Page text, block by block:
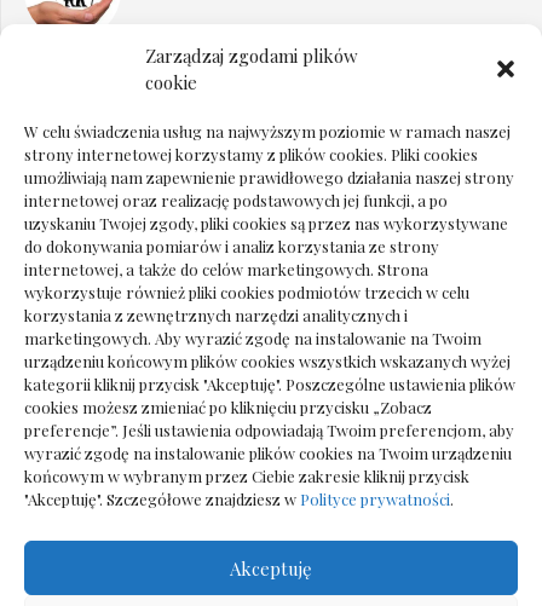
Zarządzaj zgodami plików
cookie
W celu świadczenia usług na najwyższym poziomie w ramach naszej
strony internetowej korzystamy z plików cookies. Pliki cookies
umożliwiają nam zapewnienie prawidłowego działania naszej strony
internetowej oraz realizację podstawowych jej funkcji, a po
uzyskaniu Twojej zgody, pliki cookies są przez nas wykorzystywane
do dokonywania pomiarów i analiz korzystania ze strony
internetowej, a także do celów marketingowych. Strona
wykorzystuje również pliki cookies podmiotów trzecich w celu
korzystania z zewnętrznych narzędzi analitycznych i
marketingowych. Aby wyrazić zgodę na instalowanie na Twoim
urządzeniu końcowym plików cookies wszystkich wskazanych wyżej
kategorii kliknij przycisk "Akceptuję". Poszczególne ustawienia plików
cookies możesz zmieniać po kliknięciu przycisku „Zobacz
preferencje”. Jeśli ustawienia odpowiadają Twoim preferencjom, aby
wyrazić zgodę na instalowanie plików cookies na Twoim urządzeniu
końcowym w wybranym przez Ciebie zakresie kliknij przycisk
"Akceptuję". Szczegółowe znajdziesz w Polityce prywatności.
Akceptuję
Dokumenty do odbioru przy zmianie biura
Deska podłogowa do salonu: jak wybrać bez
pośpiechu